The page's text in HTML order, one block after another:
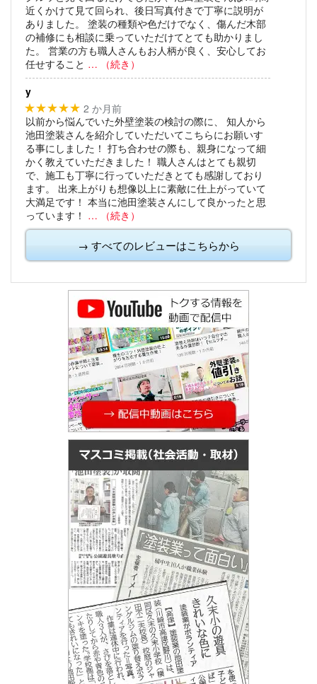
近くかけて見て回られ、後日写真付きで丁寧に説明が
ありました。
塗装の種類や色だけでなく、傷んだ木部
の補修にも相談に乗っていただけてとても助かりまし
た。
営業の方も職人さんもお人柄が良く、安心してお
任せすること … （続き）
y
★★★★★ 2 か月前
以前から悩んでいた外壁塗装の検討の際に、
知人から
池田塗装さんを紹介していただいてこちらにお願いす
る事にしました！ 打ち合わせの際も、親身になって細
かく教えていただきました！ 職人さんはとても親切
で、施工も丁寧に行っていただきとても感謝しており
ます。
出来上がりも想像以上に素敵に仕上がっていて
大満足です！ 本当に池田塗装さんにして良かったと思
っています！ … （続き）
→ すべてのレビューはこちらから